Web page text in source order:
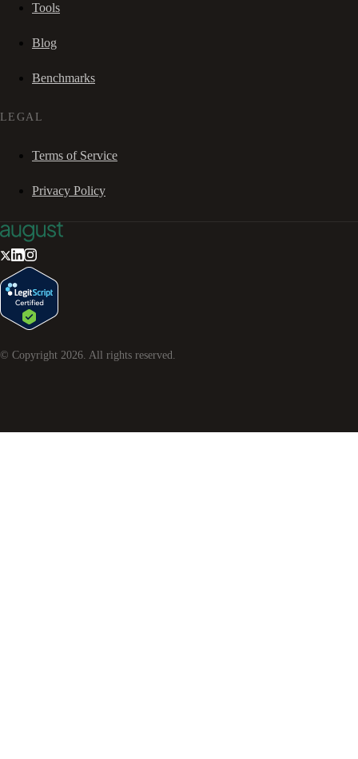
Tools
Blog
Benchmarks
LEGAL
Terms of Service
Privacy Policy
© Copyright 2026. All rights reserved.